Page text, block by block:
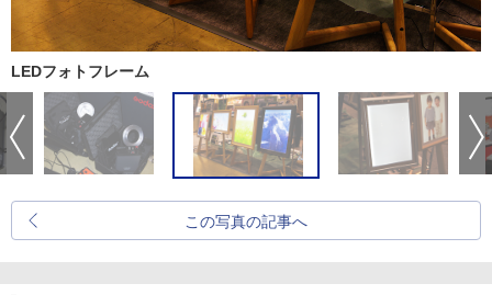
LEDフォトフレーム
この写真の記事へ